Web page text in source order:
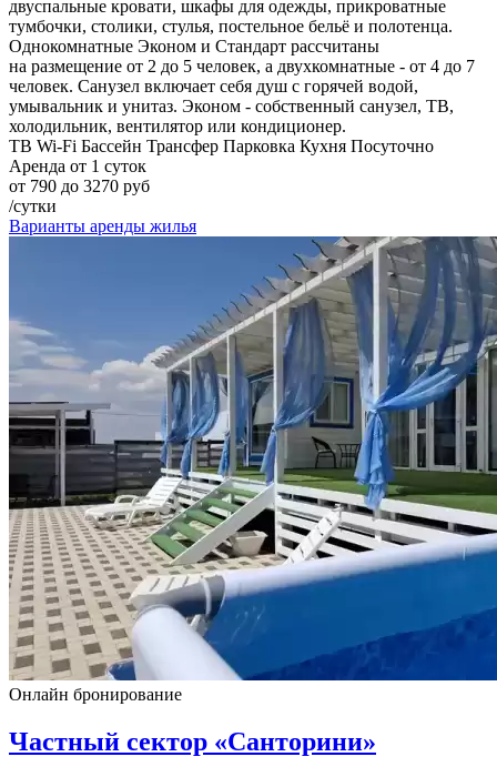
двуспальные кровати, шкафы для одежды, прикроватные
тумбочки, столики, стулья, постельное бельё и полотенца.
Однокомнатные Эконом и Стандарт рассчитаны
на размещение от 2 до 5 человек, а двухкомнатные - от 4 до 7
человек. Санузел включает себя душ с горячей водой,
умывальник и унитаз. Эконом - собственный санузел, ТВ,
холодильник, вентилятор или кондиционер.
ТВ Wi-Fi Бассейн Трансфер Парковка Кухня Посуточно
Аренда от 1 суток
от 790 до 3270 руб
/сутки
Варианты аренды жилья
Онлайн бронирование
Частный сектор «Санторини»